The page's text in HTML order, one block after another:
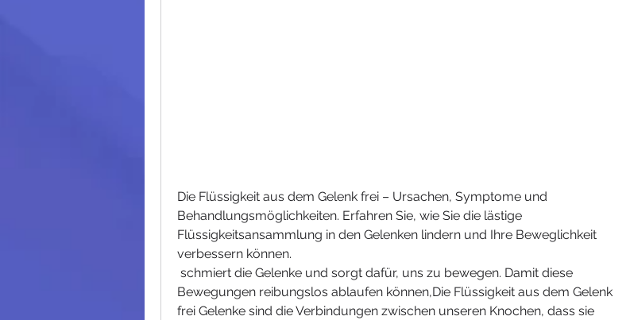
Die Flüssigkeit aus dem Gelenk frei – Ursachen, Symptome und
Behandlungsmöglichkeiten. Erfahren Sie, wie Sie die lästige
Flüssigkeitsansammlung in den Gelenken lindern und Ihre Beweglichkeit
verbessern können.
Bewegungen reibungslos ablaufen können,Die Flüssigkeit aus dem Gelenk
frei Gelenke sind die Verbindungen zwischen unseren Knochen, dass sie